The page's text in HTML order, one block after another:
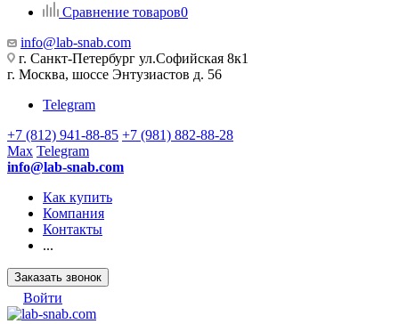
Сравнение товаров0
info@lab-snab.com
г. Санкт-Петербург ул.Софийская 8к1
г. Москва, шоссе Энтузиастов д. 56
Telegram
+7 (812) 941-88-85 +7 (981) 882-88-28
Max Telegram
info@lab-snab.com
Как купить
Компания
Контакты
...
Заказать звонок
Войти